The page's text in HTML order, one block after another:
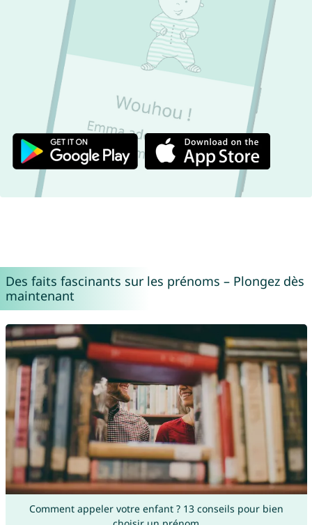
Des faits fascinants sur les prénoms – Plongez dès
maintenant
Comment appeler votre enfant ? 13 conseils pour bien